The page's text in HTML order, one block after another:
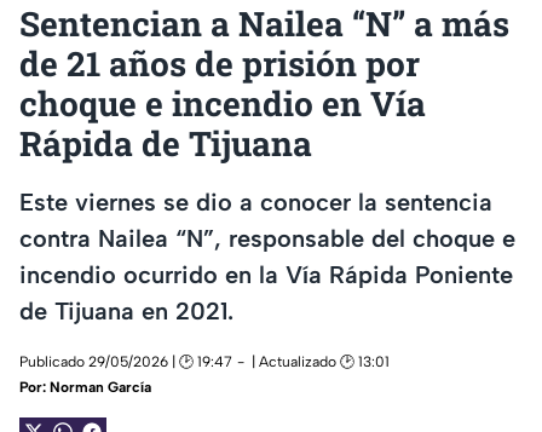
Sentencian a Nailea “N” a más
de 21 años de prisión por
choque e incendio en Vía
Rápida de Tijuana
Este viernes se dio a conocer la sentencia
contra Nailea “N”, responsable del choque e
incendio ocurrido en la Vía Rápida Poniente
de Tijuana en 2021.
Publicado 29/05/2026 | 🕑 19:47
| Actualizado 🕑 13:01
Por: Norman García